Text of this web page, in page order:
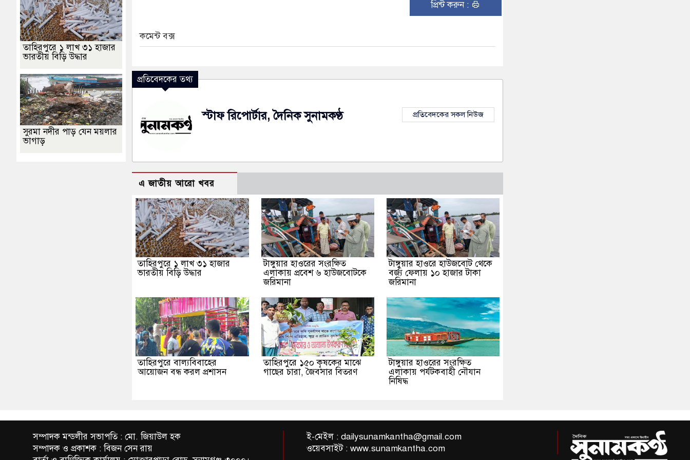
প্রিন্ট করুন :
কমেন্ট বক্স
প্রতিবেদকের তথ্য
স্টাফ রিপোর্টার, দৈনিক সুনামকণ্ঠ প্রতিবেদকের সকল নিউজ
এ জাতীয় আরো খবর
তাহিরপুরে ১ লাখ ৩১ হাজার
ভারতীয় বিড়ি উদ্ধার
টাঙ্গুয়ার হাওরের সংরক্ষিত
এলাকায় প্রবেশ ৬ হাউজবোটকে
জরিমানা
টাঙ্গুয়ার হাওরে হাউজবোট থেকে
বর্জ্য ফেলায় ১০ হাজার টাকা
জরিমানা
তাহিরপুরে বাল্যবিবাহের
আয়োজন বন্ধ করল প্রশাসন
তাহিরপুরে ১৫০ কৃষকের মাঝে
গাছের চারা, জৈবসার বিতরণ
টাঙ্গুয়ার হাওরের সংরক্ষিত
এলাকায় পর্যটকবাহী নৌযান
নিষিদ্ধ
তাহিরপুরে ১ লাখ ৩১ হাজার
ভারতীয় বিড়ি উদ্ধার
সুরমা নদীর পাড় যেন ময়লার
ভাগাড়
সম্পাদক মন্ডলীর সভাপতি : মো. জিয়াউল হক
সম্পাদক ও প্রকাশক : বিজন সেন রায়
ই-মেইল :dailysunamkantha@gmail.com
ওয়েবসাইট : www.sunamkantha.com